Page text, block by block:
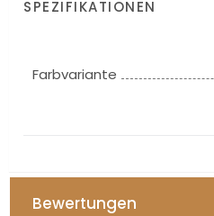
SPEZIFIKATIONEN
Farbvariante
Bewertungen